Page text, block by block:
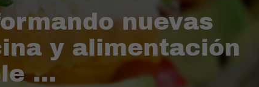
nuevas
y alimentación
...